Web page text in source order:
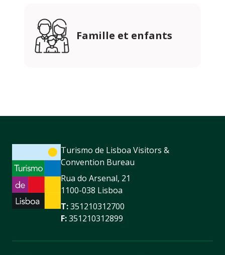
Famille et enfants
Turismo de Lisboa Visitors &
Convention Bureau
Rua do Arsenal, 21
1100-038 Lisboa
T:351210312700
F:351210312899